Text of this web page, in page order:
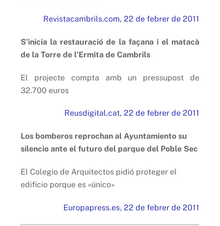
Revistacambrils.com, 22 de febrer de 2011
S’inicia la restauració de la façana i el matacà
de la Torre de l’Ermita de Cambrils
El projecte compta amb un pressupost de
32.700 euros
Reusdigital.cat, 22 de febrer de 2011
Los bomberos reprochan al Ayuntamiento su
silencio ante el futuro del parque del Poble Sec
El Colegio de Arquitectos pidió proteger el
edificio porque es «único»
Europapress.es, 22 de febrer de 2011